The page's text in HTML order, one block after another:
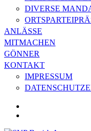
DIVERSE
ANLÄSSE
MITMACHEN
GÖNNER
KONTAKT
IMPRESSUM